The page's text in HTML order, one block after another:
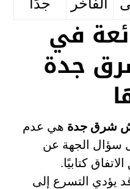
الفاخر جدًا
في
جدة
شرق جدة هي عدم
سؤال الجهة عن
كتابيًا.
يؤدي التسرع إلى